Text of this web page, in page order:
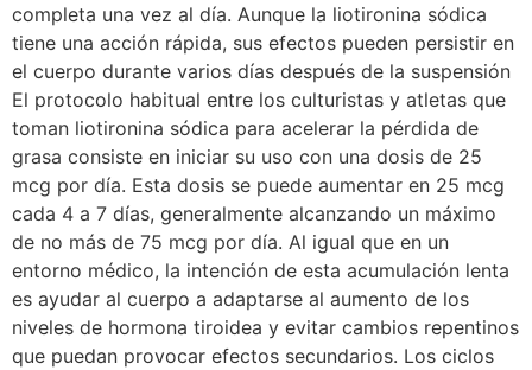
completa una vez al día. Aunque la liotironina sódica
tiene una acción rápida, sus efectos pueden persistir en
el cuerpo durante varios días después de la suspensión
El protocolo habitual entre los culturistas y atletas que
toman liotironina sódica para acelerar la pérdida de
grasa consiste en iniciar su uso con una dosis de 25
mcg por día. Esta dosis se puede aumentar en 25 mcg
cada 4 a 7 días, generalmente alcanzando un máximo
de no más de 75 mcg por día. Al igual que en un
entorno médico, la intención de esta acumulación lenta
es ayudar al cuerpo a adaptarse al aumento de los
niveles de hormona tiroidea y evitar cambios repentinos
que puedan provocar efectos secundarios. Los ciclos